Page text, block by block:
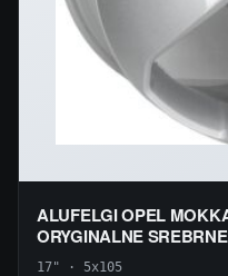
ALUFELGI OPEL
ORYGINALNE SREBRNE
17" · 5x105